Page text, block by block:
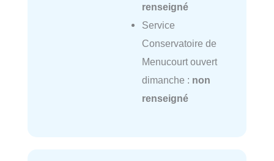
renseigné
Service
Conservatoire de
Menucourt ouvert
dimanche : non
renseigné